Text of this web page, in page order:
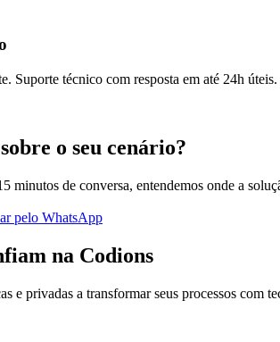
Suporte técnico com resposta em até 24h
o seu cenário?
minutos de conversa, entendemos onde a
pelo WhatsApp
na Codions
e privadas a transformar seus processos com